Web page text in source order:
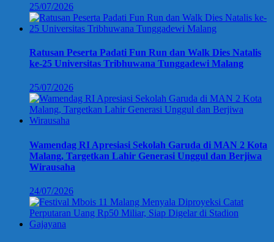
25/07/2026
Ratusan Peserta Padati Fun Run dan Walk Dies Natalis
ke-25 Universitas Tribhuwana Tunggadewi Malang
25/07/2026
Wamendag RI Apresiasi Sekolah Garuda di MAN 2 Kota
Malang, Targetkan Lahir Generasi Unggul dan Berjiwa
Wirausaha
24/07/2026